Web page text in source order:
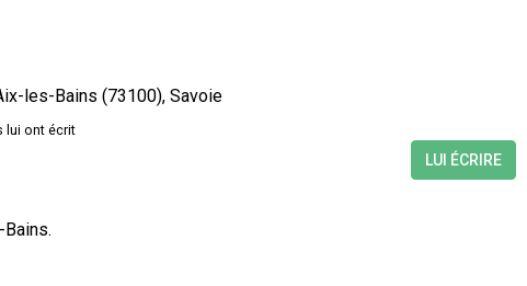
les-Bains (73100), Savoie
lui ont écrit
LUI ÉCRIRE